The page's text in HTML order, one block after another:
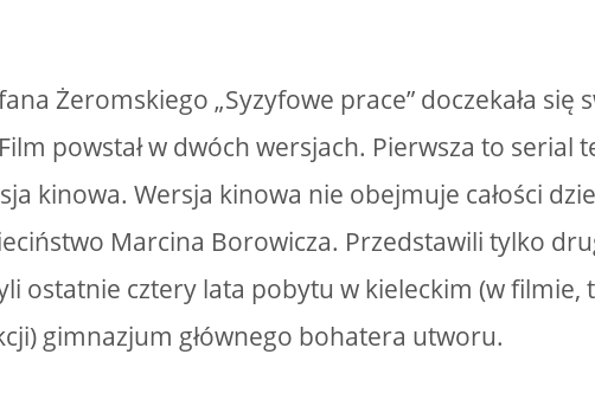
Żeromskiego „Syzyfowe prace” doczekała się
powstał w dwóch wersjach. Pierwsza to serial
kinowa. Wersja kinowa nie obejmuje całości
Marcina Borowicza. Przedstawili tylko
ostatnie cztery lata pobytu w kieleckim (w filmie,
gimnazjum głównego bohatera utworu.